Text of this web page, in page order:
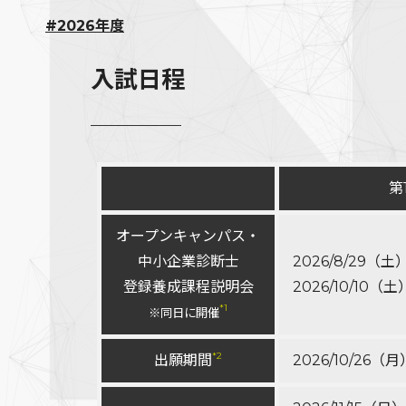
#2026年度
入試日程
第
オープンキャンパス・
中小企業診断士
登録養成課程説明会
※同日に開催*1
2026/8/29（土
2026/10/10（土
出願期間*2 2026/10/26（月